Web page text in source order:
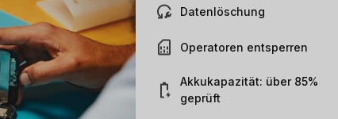
Datenlöschung
Operatoren entsperren
Akkukapazität: über 85%
geprüft